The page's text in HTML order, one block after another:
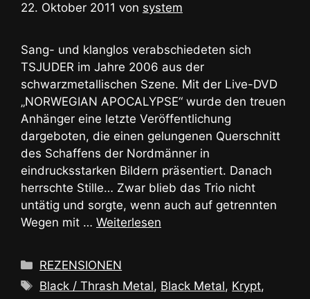
22. Oktober 2011 von system
Sang- und klanglos verabschiedeten sich
TSJUDER im Jahre 2006 aus der
schwarzmetallischen Szene. Mit der Live-DVD
„NORWEGIAN APOCALYPSE“ wurde den treuen
Anhänger eine letzte Veröffentlichung
dargeboten, die einen gelungenen Querschnitt
des Schaffens der Nordmänner in
eindrucksstarken Bildern präsentiert. Danach
herrschte Stille… Zwar blieb das Trio nicht
untätig und sorgte, wenn auch auf getrennten
Wegen mit … Weiterlesen
Kategorien
REZENSIONEN
Schlagwörter
Black / Thrash Metal, Black Metal, Krypt,